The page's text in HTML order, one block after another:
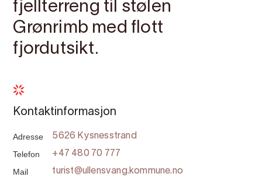
fjellterreng til stølen
Grønrimb med flott
fjordutsikt.
Kontaktinformasjon
Adresse 5626 Kysnesstrand
Telefon +47 480 70 777
Mail turist@ullensvang.kommune.no